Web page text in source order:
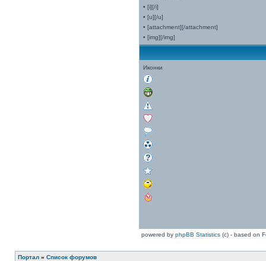
• [i][/i]
• [u][/u]
• [attachment][/attachment]
• [img][/img]
Иконки
powered by phpBB Statistics (c) - based on
Портал » Список форумов